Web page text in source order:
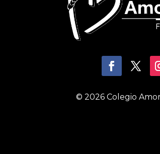
© 2026 Colegio